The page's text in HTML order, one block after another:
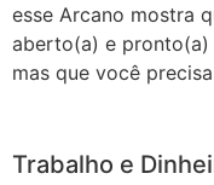
esse Arcano mostra
aberto(a) e pronto(a)
mas que você
Trabalho e